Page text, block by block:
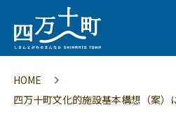
HOME
四万十町文化的施設基本構想（案）